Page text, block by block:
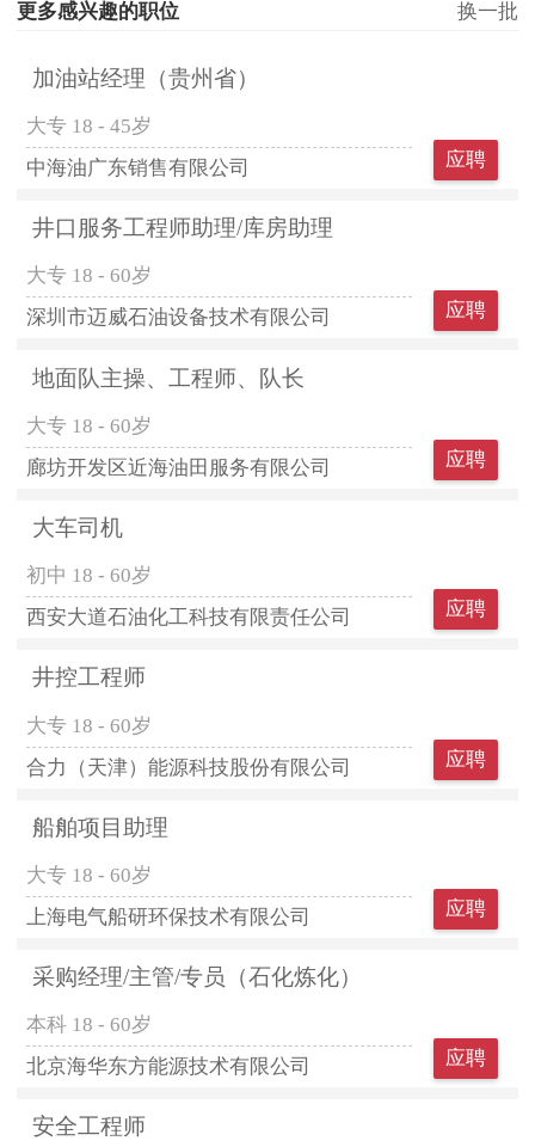
更多感兴趣的职位 换一批
加油站经理（贵州省）
大专 18 - 45岁
中海油广东销售有限公司
应聘
井口服务工程师助理/库房助理
大专 18 - 60岁
深圳市迈威石油设备技术有限公司
应聘
地面队主操、工程师、队长
大专 18 - 60岁
廊坊开发区近海油田服务有限公司
应聘
大车司机
初中 18 - 60岁
西安大道石油化工科技有限责任公司
应聘
井控工程师
大专 18 - 60岁
合力（天津）能源科技股份有限公司
应聘
船舶项目助理
大专 18 - 60岁
上海电气船研环保技术有限公司
应聘
采购经理/主管/专员（石化炼化）
本科 18 - 60岁
北京海华东方能源技术有限公司
应聘
安全工程师